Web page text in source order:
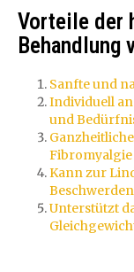
Vorteile der
Behandlung
Sanfte und
Individuell
und
Fibromyalgie
Kann zur
Unterstützt